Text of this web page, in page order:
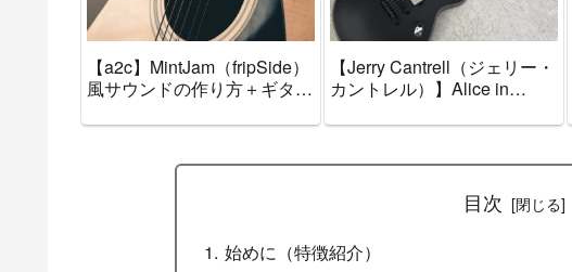
【a2c】MintJam（fripSide）
風サウンドの作り方＋ギター
とめ【エフェクター・アン
【Jerry Cantrell（ジェリー・
カントレル）】Alice in
ェインズ）風サウンドの作り
目次
始めに（特徴紹介）